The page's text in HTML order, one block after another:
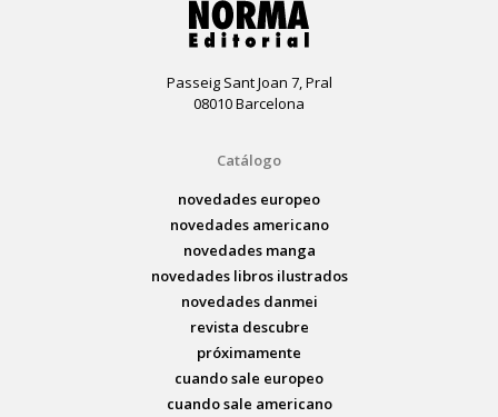
Passeig Sant Joan 7, Pral
08010 Barcelona
Catálogo
novedades europeo
novedades americano
novedades manga
novedades libros ilustrados
novedades danmei
revista descubre
próximamente
cuando sale europeo
cuando sale americano